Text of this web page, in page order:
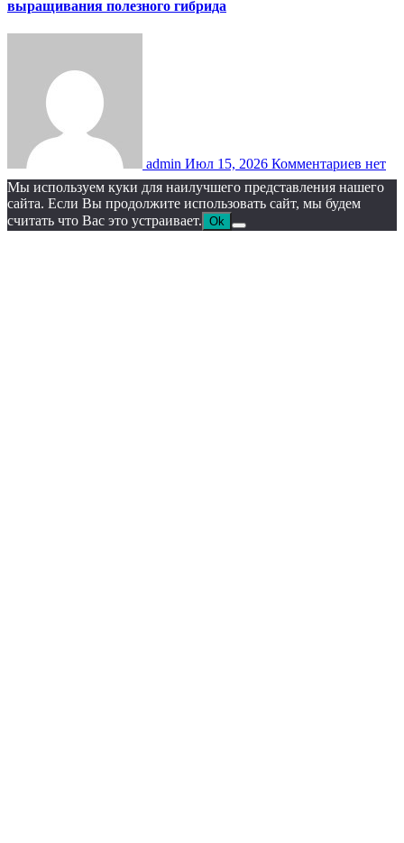
выращивания полезного гибрида
admin Июл 15, 2026 Комментариев нет
Мы используем куки для наилучшего представления нашего
сайта. Если Вы продолжите использовать сайт, мы будем
считать что Вас это устраивает. Ok